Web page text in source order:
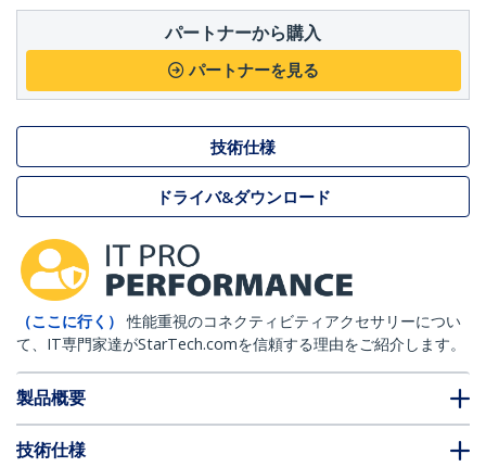
パートナーから購入
パートナーを見る
技術仕様
ドライバ&ダウンロード
（ここに行く）
性能重視のコネクティビティアクセサリーについ
て、IT専門家達がStarTech.comを信頼する理由をご紹介します。
製品概要
技術仕様